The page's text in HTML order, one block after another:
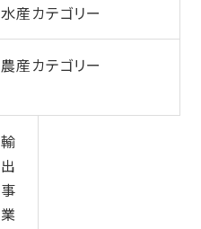
水産カテゴリー
農産カテゴリー
輸
出
事
業